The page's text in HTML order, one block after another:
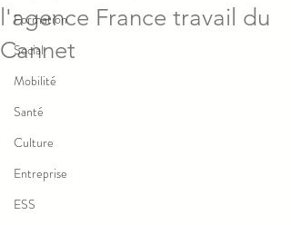
Formation
Social
Mobilité
Santé
Culture
Entreprise
ESS
l'agence France travail du
Cannet